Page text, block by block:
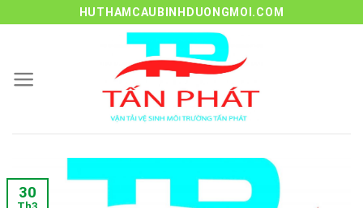
HUTHAMCAUBINHDUONGMOI.COM
30